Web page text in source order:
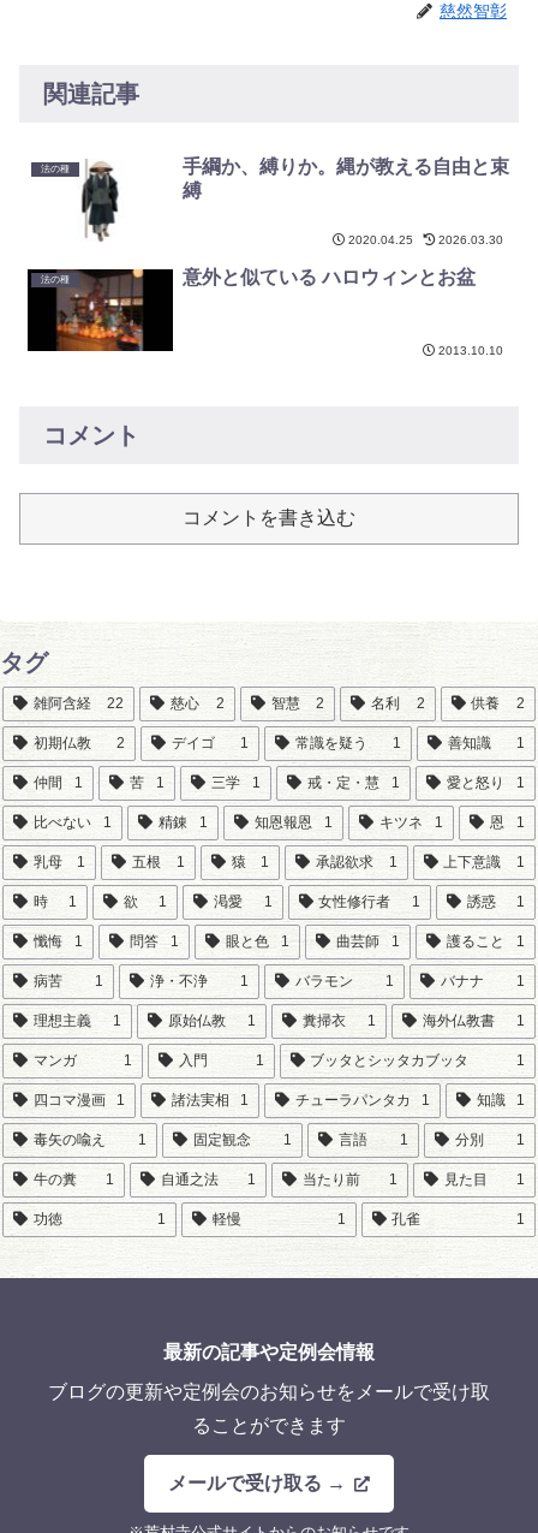
慈然智彰
関連記事
法の種
手綱か、縛りか。縄が教える自由と束
縛
2020.04.25 2026.03.30
法の種 意外と似ている ハロウィンとお盆
2013.10.10
コメント
コメントを書き込む
タグ
雑阿含経 22 慈心 2 智慧 2 名利 2 供養 2
初期仏教 2 デイゴ 1 常識を疑う 1 善知識 1
仲間 1 苦 1 三学 1 戒・定・慧 1 愛と怒り 1
比べない 1 精錬 1 知恩報恩 1 キツネ 1 恩 1
乳母 1 五根 1 猿 1 承認欲求 1 上下意識 1
時 1 欲 1 渇愛 1 女性修行者 1 誘惑 1
懺悔 1 問答 1 眼と色 1 曲芸師 1 護ること 1
病苦 1 浄・不浄 1 バラモン 1 バナナ 1
理想主義 1 原始仏教 1 糞掃衣 1 海外仏教書 1
マンガ 1 入門 1 ブッタとシッタカブッタ 1
四コマ漫画 1 諸法実相 1 チューラパンタカ 1 知識 1
毒矢の喩え 1 固定観念 1 言語 1 分別 1
牛の糞 1 自通之法 1 当たり前 1 見た目 1
功徳 1 軽慢 1 孔雀 1
最新の記事や定例会情報
ブログの更新や定例会のお知らせをメールで受け取
ることができます
メールで受け取る →